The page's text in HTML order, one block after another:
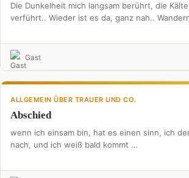
Die Dunkelheit mich langsam berührt, die
verführt.. Wieder ist es da, ganz nah..
Gast
ALLGEMEIN ÜBER TRAUER UND CO.
Abschied
wenn ich einsam bin, hat es einen sinn, ich
nach, und ich weiß bald kommt …